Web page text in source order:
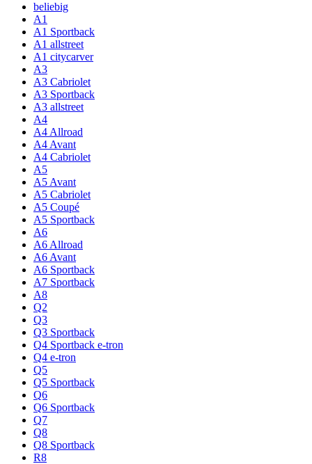
beliebig
A1
A1 Sportback
A1 allstreet
A1 citycarver
A3
A3 Cabriolet
A3 Sportback
A3 allstreet
A4
A4 Allroad
A4 Avant
A4 Cabriolet
A5
A5 Avant
A5 Cabriolet
A5 Coupé
A5 Sportback
A6
A6 Allroad
A6 Avant
A6 Sportback
A7 Sportback
A8
Q2
Q3
Q3 Sportback
Q4 Sportback e-tron
Q4 e-tron
Q5
Q5 Sportback
Q6
Q6 Sportback
Q7
Q8
Q8 Sportback
R8